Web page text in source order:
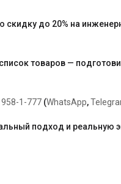
скидку до 20% на
товаров —
958-1-777 (WhatsApp,
подход и реальную